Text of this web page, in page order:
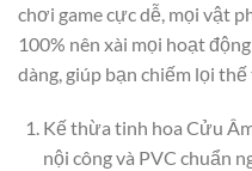
chơi game cực dễ, mọi vật
100% nên xài mọi hoạt
dàng, giúp bạn chiếm lọi
Kế thừa tinh hoa Cửu
nội công và PVC chuẩn